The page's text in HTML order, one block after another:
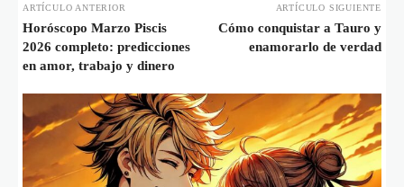
ARTÍCULO ANTERIOR
Horóscopo Marzo Piscis
2026 completo: predicciones
en amor, trabajo y dinero
ARTÍCULO SIGUIENTE
Cómo conquistar a Tauro y
enamorarlo de verdad